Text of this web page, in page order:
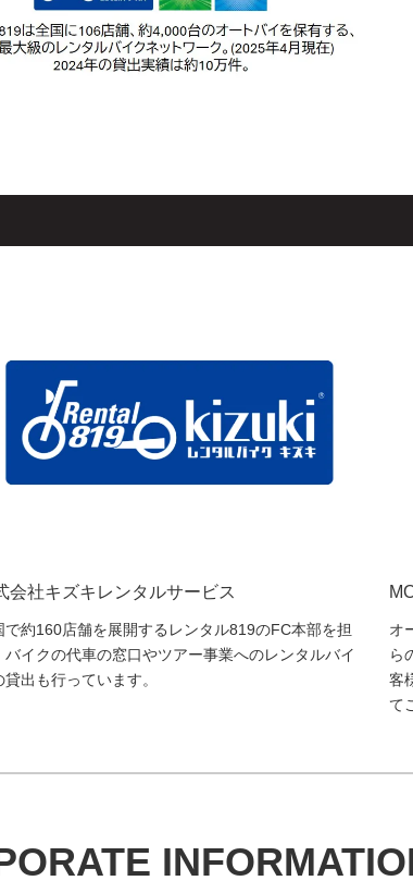
会社キズキレンタルサービス
で約160店舗を展開するレンタル819のFC本部を担
バイクの代車の窓口やツアー事業へのレンタルバイ
貸出も行っています。
オ
ら
客
て